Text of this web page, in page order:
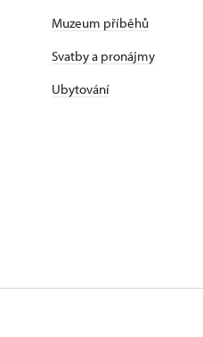
Muzeum příběhů
Svatby a pronájmy
Ubytování